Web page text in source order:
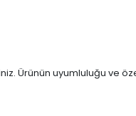
Ürünün uyumluluğu